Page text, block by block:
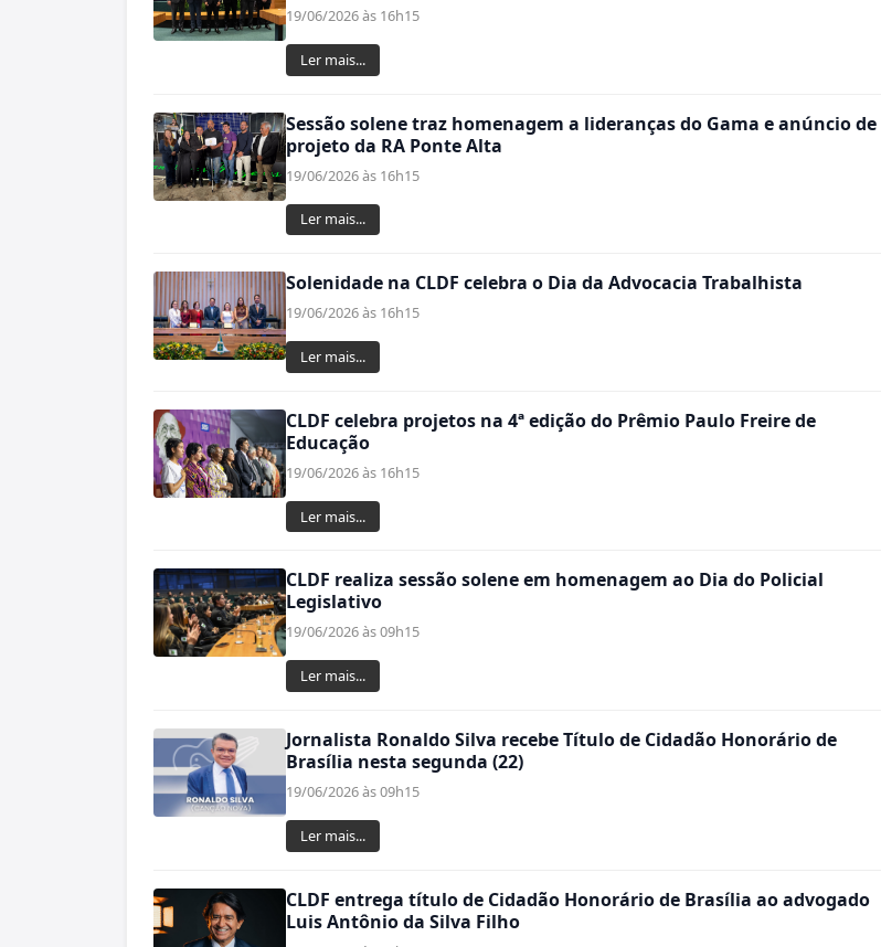
19/06/2026 às 16h15
Ler mais...
Sessão solene traz homenagem a lideranças do Gama e anúncio de
projeto da RA Ponte Alta
19/06/2026 às 16h15
Ler mais...
Solenidade na CLDF celebra o Dia da Advocacia Trabalhista
19/06/2026 às 16h15
Ler mais...
CLDF celebra projetos na 4ª edição do Prêmio Paulo Freire de
Educação
19/06/2026 às 16h15
Ler mais...
CLDF realiza sessão solene em homenagem ao Dia do Policial
Legislativo
19/06/2026 às 09h15
Ler mais...
Jornalista Ronaldo Silva recebe Título de Cidadão Honorário de
Brasília nesta segunda (22)
19/06/2026 às 09h15
Ler mais...
CLDF entrega título de Cidadão Honorário de Brasília ao advogado
Luis Antônio da Silva Filho